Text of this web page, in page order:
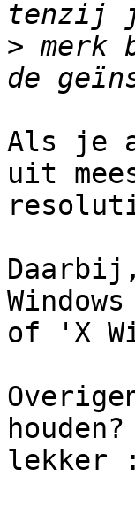
> merk
Als je
uit
of 'X
lekker